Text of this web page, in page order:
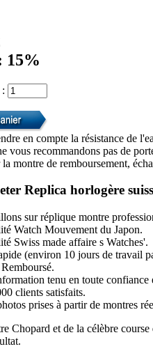
15%
en compte la résistance de
vous recommandons pas de
la montre de remboursement,
Replica horlogère
sur réplique montre
Watch Mouvement du Japon.
Swiss made affaire s Watches'.
(environ 10 jours de travail
tenu en toute confiance
clients satisfaits.
prises à partir de montres
Chopard et de la célèbre